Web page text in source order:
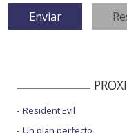
Resident Evil
Un plan perfecto